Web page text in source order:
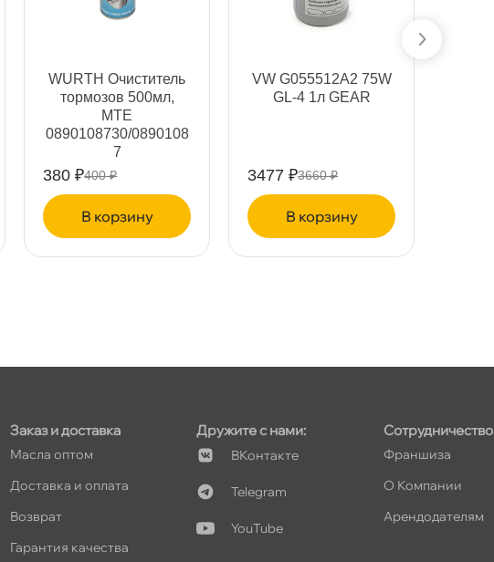
WURTH Очиститель
тормозов 500мл,
MTE
0890108730/0890108
7
380 ₽400 ₽
корзину
VW G055512A2 75W
GL-4 1л GEAR
3477 ₽3660 ₽
корзину
Заказ и доставка
Масла оптом
Доставка и оплата
озврат
Гарантия качества
Дружите с нами:
Контакте
Telegram
YouTube
Сотрудничество
Франшиза
О Компании
Арендодателям